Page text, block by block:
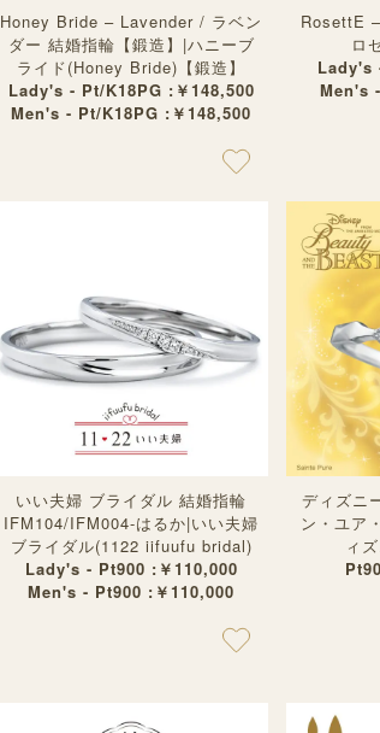
Honey Bride – Lavender / ラベン
ダー 結婚指輪【鍛造】|ハニーブ
ライド(Honey Bride)【鍛造】
Lady's - Pt/K18PG :￥148,500
Men's - Pt/K18PG :￥148,500
RosettE
ロ
Lady's
Men's
いい夫婦 ブライダル 結婚指輪
IFM104/IFM004-はるか|いい夫婦
ブライダル(1122 iifuufu bridal)
Lady's - Pt900 :￥110,000
Men's - Pt900 :￥110,000
ディズニ
ン・ユア
ィ